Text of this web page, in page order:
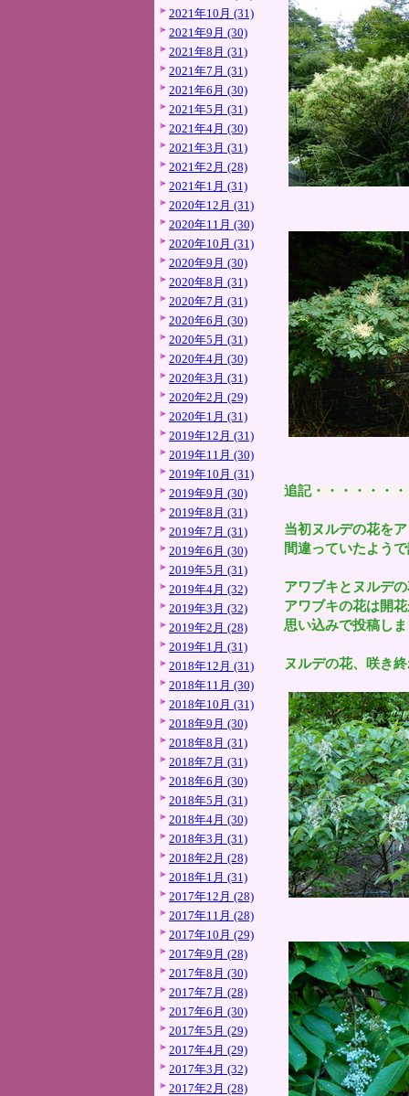
2021年10月 (31)
2021年9月 (30)
2021年8月 (31)
2021年7月 (31)
2021年6月 (30)
2021年5月 (31)
2021年4月 (30)
2021年3月 (31)
2021年2月 (28)
2021年1月 (31)
2020年12月 (31)
2020年11月 (30)
2020年10月 (31)
2020年9月 (30)
2020年8月 (31)
2020年7月 (31)
2020年6月 (30)
2020年5月 (31)
2020年4月 (30)
2020年3月 (31)
2020年2月 (29)
2020年1月 (31)
2019年12月 (31)
2019年11月 (30)
2019年10月 (31)
2019年9月 (30)
2019年8月 (31)
2019年7月 (31)
2019年6月 (30)
2019年5月 (31)
2019年4月 (32)
2019年3月 (32)
2019年2月 (28)
2019年1月 (31)
2018年12月 (31)
2018年11月 (30)
2018年10月 (31)
2018年9月 (30)
2018年8月 (31)
2018年7月 (31)
2018年6月 (30)
2018年5月 (31)
2018年4月 (30)
2018年3月 (31)
2018年2月 (28)
2018年1月 (31)
2017年12月 (28)
2017年11月 (28)
2017年10月 (29)
2017年9月 (28)
2017年8月 (30)
2017年7月 (28)
2017年6月 (30)
2017年5月 (29)
2017年4月 (29)
2017年3月 (32)
2017年2月 (28)
追記・・・・・・
当初ヌルデの花を
間違っていたよう
アワブキとヌルデ
アワブキの花は開
思い込みで投稿し
ヌルデの花、咲き